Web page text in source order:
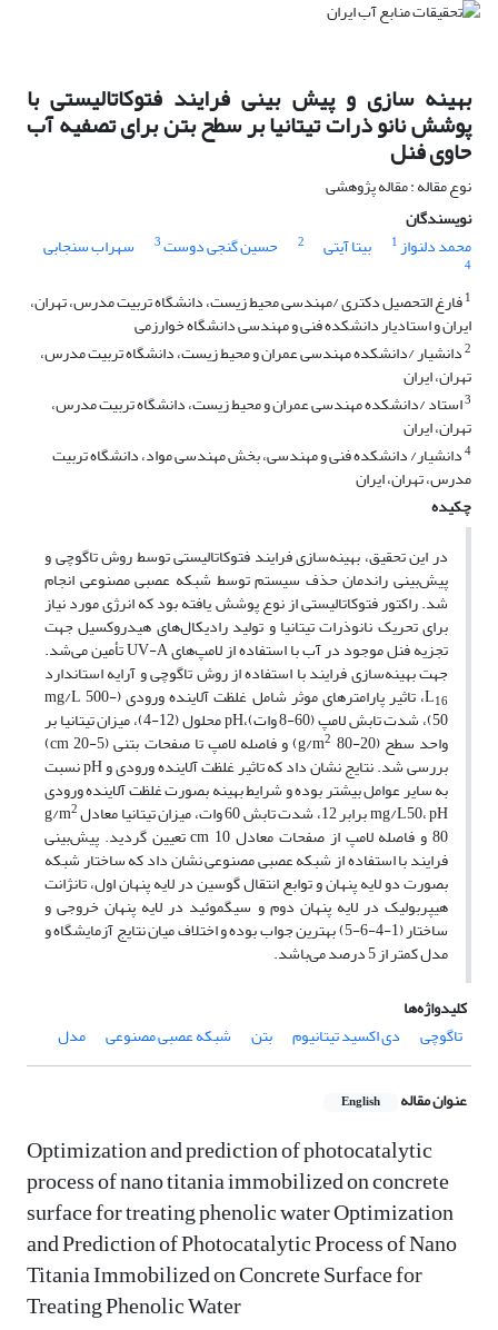
بهینه سازی و پیش بینی فرایند فتوکاتالیستی با
پوشش نانو ذرات تیتانیا بر سطح بتن برای تصفیه آب
حاوی فنل
نوع مقاله : مقاله پژوهشی
نویسندگان
محمد دلنواز1 بیتا آیتی 2 حسین گنجی دوست3 سهراب سنجابی
4
1فارغ التحصیل دکتری /مهندسی محیط زیست، دانشگاه تربیت مدرس، تهران،
ایران و استادیار دانشکده فنی و مهندسی دانشگاه خوارزمی
2دانشیار /دانشکده مهندسی عمران و محیط زیست، دانشگاه تربیت مدرس،
تهران، ایران
3استاد /دانشکده مهندسی عمران و محیط زیست، دانشگاه تربیت مدرس،
تهران، ایران
4دانشیار/ دانشکده فنی و مهندسی، بخش مهندسی مواد، دانشگاه تربیت
مدرس، تهران، ایران
چکیده
در این تحقیق، بهینه‌سازی فرایند فتوکاتالیستی توسط روش تاگوچی و
پیش‌بینی راندمان حذف سیستم توسط شبکه عصبی مصنوعی انجام
شد. راکتور فتوکاتالیستی از نوع پوشش یافته بود که انرژی مورد نیاز
برای تحریک نانوذرات تیتانیا و تولید رادیکال‌های هیدروکسیل جهت
تجزیه فنل موجود در آب با استفاده از لامپ‌های UV-A تأمین می‌شد.
جهت بهینه‌سازی فرایند با استفاده از روش تاگوچی و آرایه استاندارد
L16 ، تاثیر پارامترهای موثر شامل غلظت آلاینده ورودی (mg/L 500-
50)، شدت تابش لامپ‌ (60-8 وات)،pH محلول (12-4)، میزان تیتانیا بر
واحد سطح (g/m 2 80-20) و فاصله لامپ تا صفحات بتنی (cm 20-5)
بررسی شد. نتایج نشان داد که تاثیر غلظت آلاینده ورودی و pH نسبت
به سایر عوامل بیشتر بوده و شرایط بهینه ‌بصورت غلظت آلاینده ورودی
mg/L50، pH برابر 12، شدت تابش 60 وات، میزان تیتانیا معادل g/m 2
80 و فاصله لامپ از صفحات معادل cm 10 تعیین گردید. پیش‌بینی
فرایند با استفاده از شبکه عصبی مصنوعی نشان داد که ساختار شبکه
بصورت دو لایه پنهان و توابع انتقال گوسین در لایه پنهان اول، تانژانت
هیپربولیک در لایه پنهان دوم و سیگموئید در لایه پنهان خروجی و
ساختار (1-4-6-5) بهترین جواب بوده و اختلاف میان نتایج آزمایشگاه و
مدل کمتر از 5 درصد می‌باشد.
کلیدواژه‌ها
تاگوچی
دی اکسید تیتانیوم بتن شبکه عصبی مصنوعی مدل
عنوان مقاله English
Optimization and prediction of photocatalytic
process of nano titania immobilized on concrete
surface for treating phenolic water Optimization
and Prediction of Photocatalytic Process of Nano
Titania Immobilized on Concrete Surface for
Treating Phenolic Water